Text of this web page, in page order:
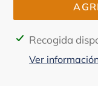
Agregando
Recogida
Ver